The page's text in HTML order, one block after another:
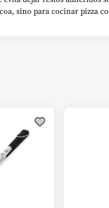
sino para cocinar pizza